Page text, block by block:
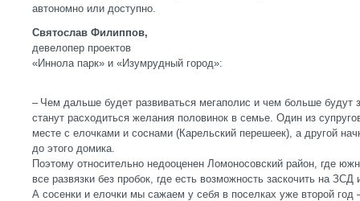
автономно или доступно.
Святослав Филиппов,
девелопер проектов
«Иннола парк» и «Изумрудный город»:
– Чем дальше будет развиваться мегаполис и чем больше
станут расходиться желания половинок в семье. Один из
месте с елочками и соснами (Карельский перешеек), а другой
до этого домика.
Поэтому относительно недооценен Ломоносовский район, где
все развязки без пробок, где есть возможность заскочить на
А сосенки и елочки мы сажаем у себя в поселках уже второй год